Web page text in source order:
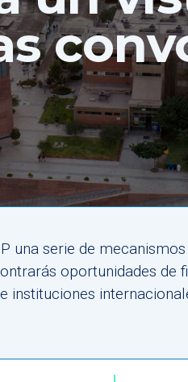
una serie de
oportunidades
instituciones